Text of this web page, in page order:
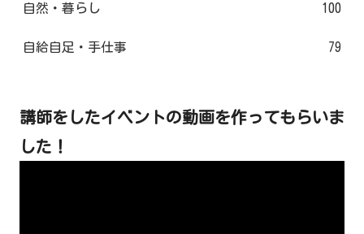
自然・暮らし 100
自給自足・手仕事 79
講師をしたイベントの動画を作ってもらいま
した！